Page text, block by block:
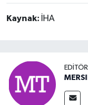
Kaynak: İHA